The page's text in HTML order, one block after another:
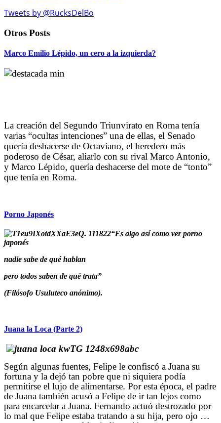
Tweets by @RucksDelBo
Otros Posts
Marco Emilio Lépido, un cero a la izquierda?
La creación del Segundo Triunvirato en Roma tenía
varias “ocultas intenciones” una de ellas, el Senado
quería deshacerse de Octaviano, el heredero más
poderoso de César, aliarlo con su rival Marco Antonio,
y Marco Lépido, quería deshacerse del mote de “tonto”
que tenía en Roma.
Porno Japonés
“Es algo así como ver porno
japonés
nadie sabe de qué hablan
pero todos saben de qué trata”
(Filósofo Usuluteco anónimo).
Juana la Loca (Parte 2)
Según algunas fuentes, Felipe le confiscó a Juana su
fortuna y la dejó tan pobre que ni siquiera podía
permitirse el lujo de alimentarse. Por esta época, el padre
de Juana también acusó a Felipe de ir tan lejos como
para encarcelar a Juana. Fernando actuó destrozado por
lo mal que Felipe estaba tratando a su hija, pero ojo …